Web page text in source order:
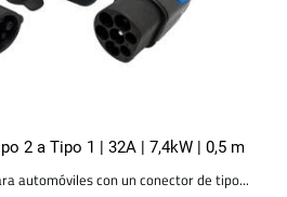
2 a Tipo 1 | 32A | 7,4kW | 0,5 m
automóviles con un conector de tipo...